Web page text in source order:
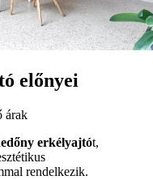
előnyei
árak
erkélyajtót,
rendelkezik.